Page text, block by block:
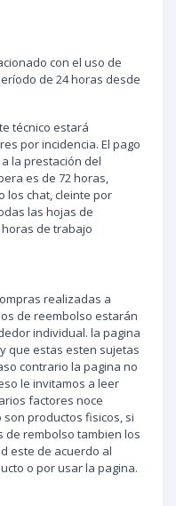
con el uso de
de 24 horas desde
técnico estará
por incidencia. El pago
la prestación del
es de 72 horas,
los chat, cleinte por
las hojas de
horas de trabajo
realizadas a
de reembolso estarán
individual. la pagina
que estas esten sujetas
contrario la pagina no
le invitamos a leer
factores noce
productos fisicos, si
de rembolso tambien los
este de acuerdo al
o por usar la pagina.